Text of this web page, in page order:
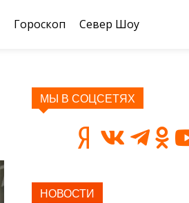
Гороскоп Север Шоу
МЫ В СОЦСЕТЯХ
НОВОСТИ